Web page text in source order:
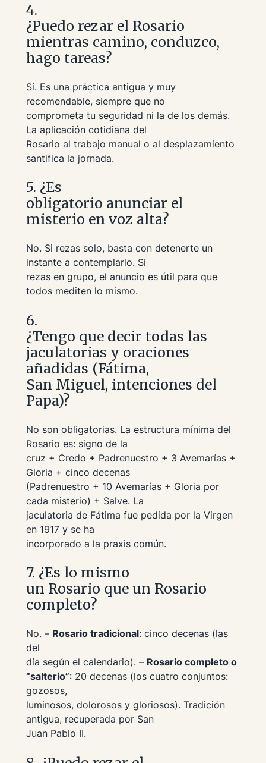
4.
¿Puedo rezar el Rosario
mientras camino, conduzco,
hago tareas?
Sí. Es una práctica antigua y muy
recomendable, siempre que no
comprometa tu seguridad ni la de los demás.
La aplicación cotidiana del
Rosario al trabajo manual o al desplazamiento
santifica la jornada.
5. ¿Es
obligatorio anunciar el
misterio en voz alta?
No. Si rezas solo, basta con detenerte un
instante a contemplarlo. Si
rezas en grupo, el anuncio es útil para que
todos mediten lo mismo.
6.
¿Tengo que decir todas las
jaculatorias y oraciones
añadidas (Fátima,
San Miguel, intenciones del
Papa)?
No son obligatorias. La estructura mínima del
Rosario es: signo de la
cruz + Credo + Padrenuestro + 3 Avemarías +
Gloria + cinco decenas
(Padrenuestro + 10 Avemarías + Gloria por
cada misterio) + Salve. La
jaculatoria de Fátima fue pedida por la Virgen
en 1917 y se ha
incorporado a la praxis común.
7. ¿Es lo mismo
un Rosario que un Rosario
completo?
No. – Rosario tradicional: cinco decenas (las
del
día según el calendario). – Rosario completo o
“salterio”: 20 decenas (los cuatro conjuntos:
gozosos,
luminosos, dolorosos y gloriosos). Tradición
antigua, recuperada por San
Juan Pablo II.